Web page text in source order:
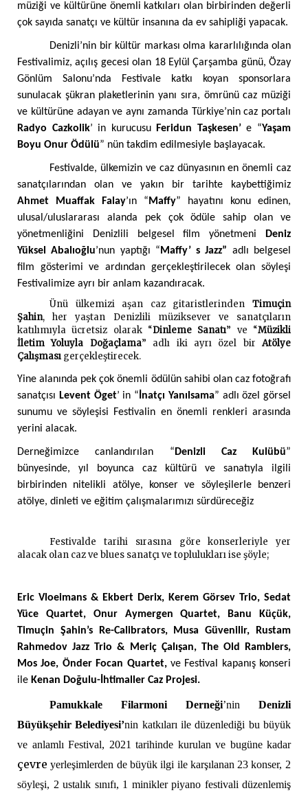
müziği ve kültürüne önemli katkıları olan birbirinden değerli
çok sayıda sanatçı ve kültür insanına da ev sahipliği yapacak.
Denizli’nin bir kültür markası olma kararlılığında olan
Festivalimiz, açılış gecesi olan 18 Eylül Çarşamba günü, Özay
Gönlüm Salonu’nda Festivale katkı koyan sponsorlara
sunulacak şükran plaketlerinin yanı sıra, ömrünü caz müziği
ve kültürüne adayan ve aynı zamanda Türkiye’nin caz portalı
Radyo Cazkolik’ in kurucusuFeridun Taşkesen’e “Yaşam
Boyu Onur Ödülü” nün takdim edilmesiyle başlayacak.
Festivalde, ülkemizin ve caz dünyasının en önemli caz
sanatçılarından olan ve yakın bir tarihte kaybettiğimiz
Ahmet Muaffak Falay’ın “Maffy” hayatını konu edinen,
ulusal/uluslararası alanda pek çok ödüle sahip olan ve
yönetmenliğini Denizlili belgesel film yönetmeni Deniz
Yüksel Abalıoğlu’nun yaptığı “Maffy’ s Jazz” adlı belgesel
film gösterimi ve ardından gerçekleştirilecek olan söyleşi
Festivalimize ayrı bir anlam kazandıracak.
Ünü ülkemizi aşan caz gitaristlerinden Timuçin
Şahin, her yaştan Denizlili müziksever ve sanatçıların
katılımıyla ücretsiz olarak “Dinleme Sanatı” ve “Müzikli
İletim Yoluyla Doğaçlama” adlı iki ayrı özel bir Atölye
Çalışması gerçekleştirecek.
Yine alanında pek çok önemli ödülün sahibi olan caz fotoğrafı
sanatçısı Levent Öget’ in “İnatçı Yanılsama” adlı özel görsel
sunumu ve söyleşisi Festivalin en önemli renkleri arasında
yerini alacak.
Derneğimizcecanlandırılan “Denizli Caz Kulübü”
bünyesinde, yıl boyunca caz kültürü ve sanatıyla ilgili
birbirinden nitelikli atölye, konser ve söyleşilerle benzeri
atölye, dinleti ve eğitim çalışmalarımızı sürdüreceğiz
Festivalde tarihi sırasına göre konserleriyle yer
alacak olan caz ve blues sanatçı ve toplulukları ise şöyle;
Eric Vloeimans & Ekbert Derix, Kerem Görsev Trio, Sedat
Yüce Quartet, Onur Aymergen Quartet, Banu Küçük,
Timuçin Şahin’s Re-Calibrators, Musa Güvenilir, Rustam
Rahmedov Jazz Trio & Meriç Çalışan, The Old Ramblers,
Mos Joe, Önder Focan Quartet, ve Festival kapanış konseri
ile Kenan Doğulu-İhtimaller Caz Projesi.
Pamukkale Filarmoni Derneği’ninDenizli
Büyükşehir Belediyesi’nin katkıları ile düzenlediği bu büyük
ve anlamlı Festival, 2021 tarihinde kurulan ve bugüne kadar
çevre yerleşimlerden de büyük ilgi ile karşılanan 23 konser, 2
söyleşi, 2 ustalık sınıfı, 1 minikler piyano festivali düzenlemiş